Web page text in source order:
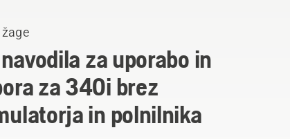
za uporabo in
za 340i brez
in polnilnika